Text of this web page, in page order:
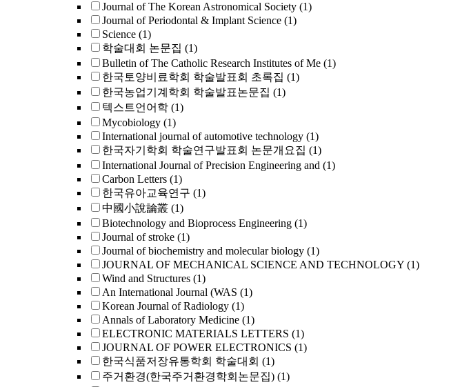
Journal of The Korean Astronomical Society (1)
Journal of Periodontal & Implant Science (1)
Science (1)
학술대회 논문집 (1)
Bulletin of The Catholic Research Institutes of Me (1)
한국토양비료학회 학술발표회 초록집 (1)
한국농업기계학회 학술발표논문집 (1)
텍스트언어학 (1)
Mycobiology (1)
International journal of automotive technology (1)
한국자기학회 학술연구발표회 논문개요집 (1)
International Journal of Precision Engineering and (1)
Carbon Letters (1)
한국유아교육연구 (1)
中國小說論叢 (1)
Biotechnology and Bioprocess Engineering (1)
Journal of stroke (1)
Journal of biochemistry and molecular biology (1)
JOURNAL OF MECHANICAL SCIENCE AND TECHNOLOGY (1)
Wind and Structures (1)
An International Journal (WAS (1)
Korean Journal of Radiology (1)
Annals of Laboratory Medicine (1)
ELECTRONIC MATERIALS LETTERS (1)
JOURNAL OF POWER ELECTRONICS (1)
한국식품저장유통학회 학술대회 (1)
주거환경(한국주거환경학회논문집) (1)